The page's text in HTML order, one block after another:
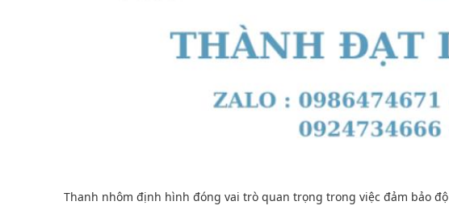
Thanh nhôm định hình đóng vai trò quan trọng trong việc đảm bảo độ